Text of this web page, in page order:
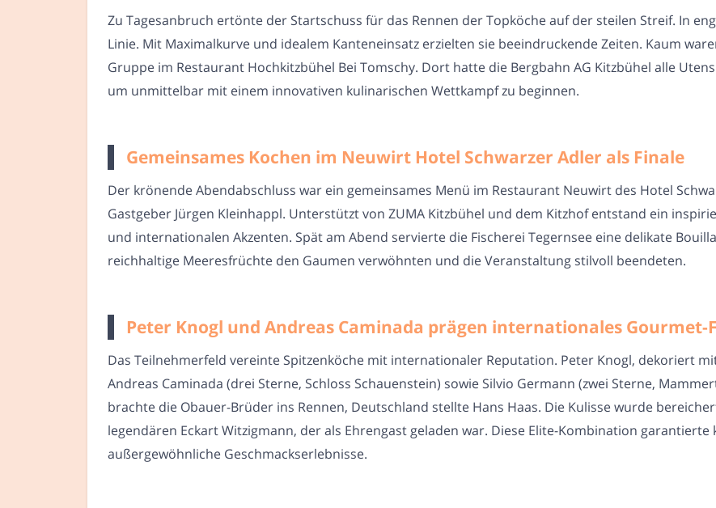
Zu Tagesanbruch ertönte der Startschuss für das Rennen der Topköche auf der steilen Streif. In
Linie. Mit Maximalkurve und idealem Kanteneinsatz erzielten sie beeindruckende Zeiten. Kaum
Gruppe im Restaurant Hochkitzbühel Bei Tomschy. Dort hatte die Bergbahn AG Kitzbühel alle
um unmittelbar mit einem innovativen kulinarischen Wettkampf zu beginnen.
Gemeinsames Kochen im Neuwirt Hotel Schwarzer Adler als Finale
Der krönende Abendabschluss war ein gemeinsames Menü im Restaurant Neuwirt des Hotel
Gastgeber Jürgen Kleinhappl. Unterstützt von ZUMA Kitzbühel und dem Kitzhof entstand ein
und internationalen Akzenten. Spät am Abend servierte die Fischerei Tegernsee eine delikate
reichhaltige Meeresfrüchte den Gaumen verwöhnten und die Veranstaltung stilvoll beendeten.
Peter Knogl und Andreas Caminada prägen internationales
Das Teilnehmerfeld vereinte Spitzenköche mit internationaler Reputation. Peter Knogl, dekoriert
Andreas Caminada (drei Sterne, Schloss Schauenstein) sowie Silvio Germann (zwei Sterne,
brachte die Obauer-Brüder ins Rennen, Deutschland stellte Hans Haas. Die Kulisse wurde
legendären Eckart Witzigmann, der als Ehrengast geladen war. Diese Elite-Kombination
außergewöhnliche Geschmackserlebnisse.